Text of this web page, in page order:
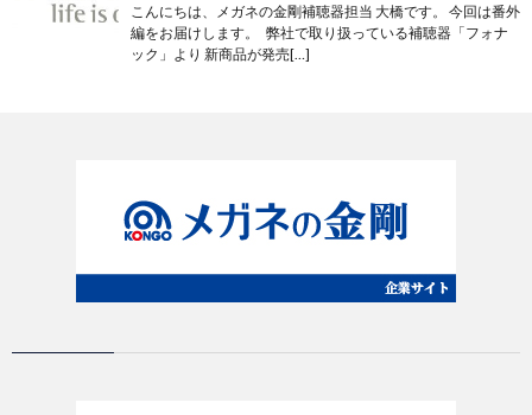
こんにちは、メガネの金剛補聴器担当 大橋です。 今回は番外
編をお届けします。 弊社で取り扱っている補聴器「フォナ
ック」より 新商品が発売[…]